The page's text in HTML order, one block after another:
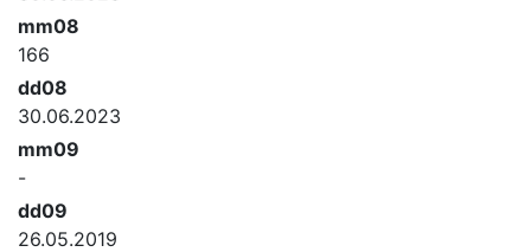
mm08
166
dd08
30.06.2023
mm09
-
dd09
26.05.2019